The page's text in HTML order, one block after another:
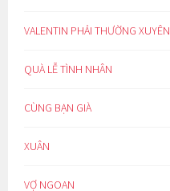
VALENTIN PHẢI THƯỜNG XUYÊN
QUÀ LỄ TÌNH NHÂN
CÙNG BẠN GIÀ
XUÂN
VỢ NGOAN